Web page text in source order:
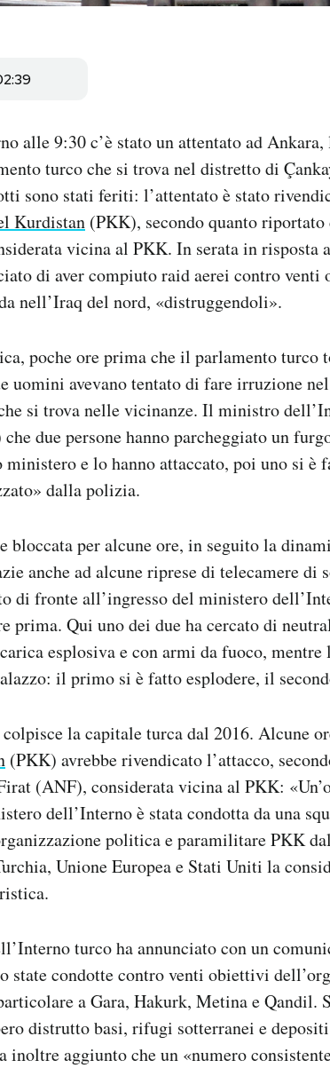
alle 9:30 c’è stato un attentato ad
turco che si trova nel distretto di
sono stati feriti: l’attentato è stato
Kurdistan (PKK), secondo quanto
vicina al PKK. In serata in risposta
di aver compiuto raid aerei contro
nell’Iraq del nord, «distruggendoli».
poche ore prima che il parlamento turco
uomini avevano tentato di fare irruzione
si trova nelle vicinanze. Il ministro
due persone hanno parcheggiato un
e lo hanno attaccato, poi uno si è
dalla polizia.
bloccata per alcune ore, in seguito la
anche ad alcune riprese di telecamere di
di fronte all’ingresso del ministero
prima. Qui uno dei due ha cercato di
esplosiva e con armi da fuoco, mentre
il primo si è fatto esplodere, il
la capitale turca dal 2016. Alcune
(PKK) avrebbe rivendicato l’attacco,
(ANF), considerata vicina al PKK:
dell’Interno è stata condotta da una
politica e paramilitare PKK
Unione Europea e Stati Uniti la
turco ha annunciato con un
state condotte contro venti obiettivi
a Gara, Hakurk, Metina e Qandil.
distrutto basi, rifugi sotterranei e
inoltre aggiunto che un «numero